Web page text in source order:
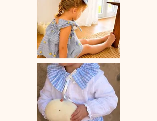
28 jours ouvrés selon les commandes
♡ Lavage à la main ou en machine
30° max, couleurs similaires, cycle
délicat. Ne pas utilser de sèche-linge.